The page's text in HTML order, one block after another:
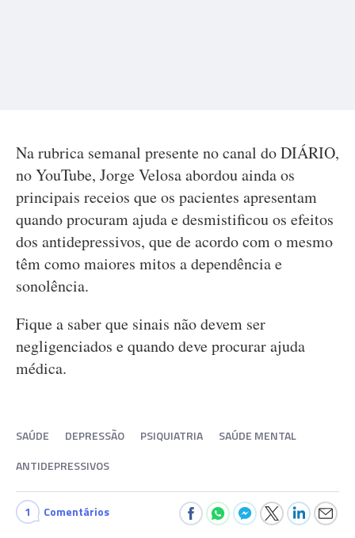
Na rubrica semanal presente no canal do DIÁRIO,
no YouTube, Jorge Velosa abordou ainda os
principais receios que os pacientes apresentam
quando procuram ajuda e desmistificou os efeitos
dos antidepressivos, que de acordo com o mesmo
têm como maiores mitos a dependência e
sonolência.
Fique a saber que sinais não devem ser
negligenciados e quando deve procurar ajuda
médica.
SAÚDE DEPRESSÃO PSIQUIATRIA
SAÚDE MENTAL
ANTIDEPRESSIVOS
1 Comentários